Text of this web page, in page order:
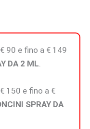
90 e fino a € 149
DA 2 ML
150 e fino a €
SPRAY DA